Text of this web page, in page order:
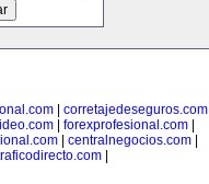
corretajedeseguros.com
forexprofesional.com
centralnegocios.com
|